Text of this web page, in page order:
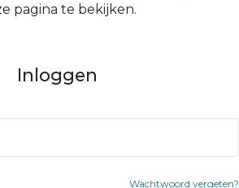
pagina te bekijken.
Inloggen
Wachtwoord vergeten?